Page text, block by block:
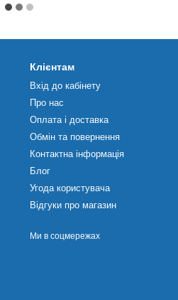
Клієнтам
Вхід до кабінету
Про нас
Оплата і доставка
Обмін та повернення
Контактна інформація
Блог
Угода користувача
Відгуки про магазин
Ми в соцмережах